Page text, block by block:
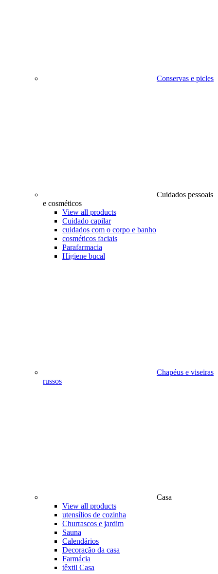
Conservas e picles
Cuidados pessoais
e cosméticos
View all products
Cuidado capilar
cuidados com o corpo e banho
cosméticos faciais
Parafarmacia
Higiene bucal
Chapéus e viseiras
russos
Casa
View all products
utensílios de cozinha
Churrascos e jardim
Sauna
Calendários
Decoração da casa
Farmácia
têxtil Casa